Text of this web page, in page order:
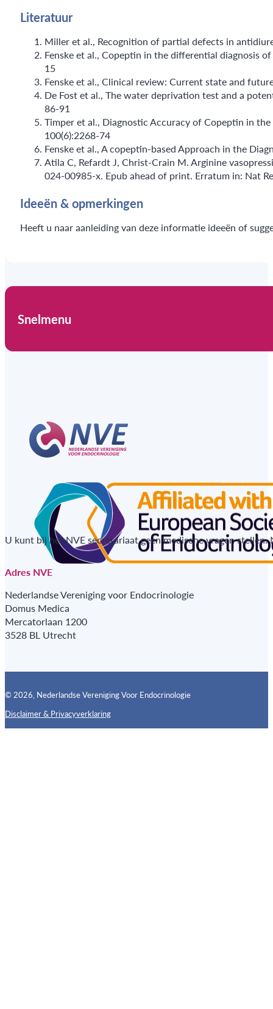
Literatuur
Miller et al., Recognition of partial defects in
Fenske et al., Copeptin in the differential diagnosis
15
Fenske et al., Clinical review: Current state and
De Fost et al., The water deprivation test and a
86-91
Timper et al., Diagnostic Accuracy of Copeptin in
100(6):2268-74
Fenske et al., A copeptin-based Approach in the
Atila C, Refardt J, Christ-Crain M. Arginine
024-00985-x. Epub ahead of print. Erratum in: Nat
Ideeën & opmerkingen
Heeft u naar aanleiding van deze informatie ideeën of
Snelmenu
U kunt bij het NVE secretariaat geen medische vragen
Adres NVE
Nederlandse Vereniging voor Endocrinologie
Domus Medica
Mercatorlaan 1200
3528 BL Utrecht
© 2026, Nederlandse Vereniging Voor Endocrinologie
Disclaimer & PrivacyverklaringFollow us on X